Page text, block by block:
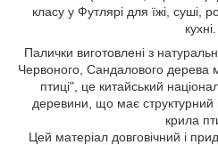
класу у Футлярі для їжі, суші,
кухні.
Палички виготовлені з
Червоного, Сандалового дерева
птиці", це китайський
деревини, що має структурний
крила
Цей матеріал довговічний і